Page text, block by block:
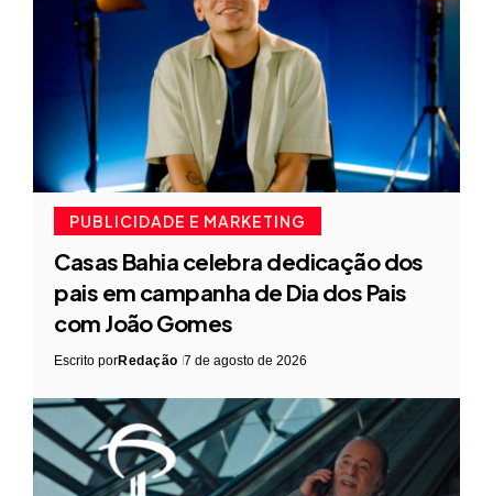
PUBLICIDADE E MARKETING
Casas Bahia celebra dedicação dos
pais em campanha de Dia dos Pais
com João Gomes
Escrito porRedação 7 de agosto de 2026